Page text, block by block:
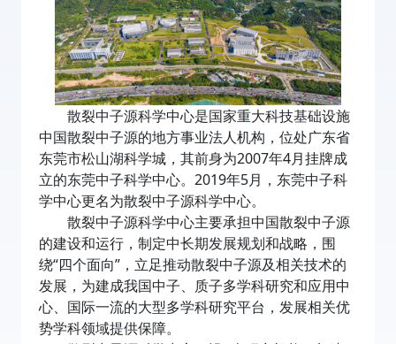
散裂中子源科学中心是国家重大科技基础设施
中国散裂中子源的地方事业法人机构，位处广东省
东莞市松山湖科学城，其前身为2007年4月挂牌成
立的东莞中子科学中心。2019年5月，东莞中子科
学中心更名为散裂中子源科学中心。
散裂中子源科学中心主要承担中国散裂中子源
的建设和运行，制定中长期发展规划和战略，围
绕“四个面向”，立足推动散裂中子源及相关技术的
发展，为建成我国中子、质子多学科研究和应用中
心、国际一流的大型多学科研究平台，发展相关优
势学科领域提供保障。